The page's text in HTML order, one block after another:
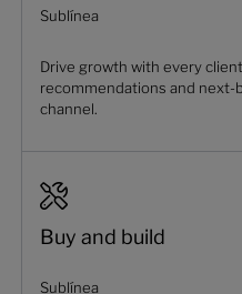
Sublínea
Drive growth with every
recommendations and
channel.
Buy and build
Sublínea